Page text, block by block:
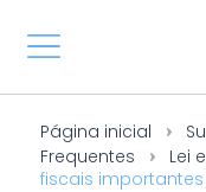
Página inicial
Frequentes
Lei
fiscais importantes